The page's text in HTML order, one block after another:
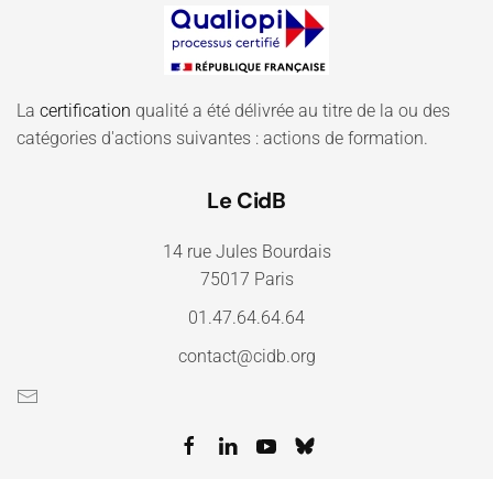
La certification qualité a été délivrée au titre de la ou des
catégories d'actions suivantes : actions de formation.
Le CidB
14 rue Jules Bourdais
75017 Paris
01.47.64.64.64
contact@cidb.org